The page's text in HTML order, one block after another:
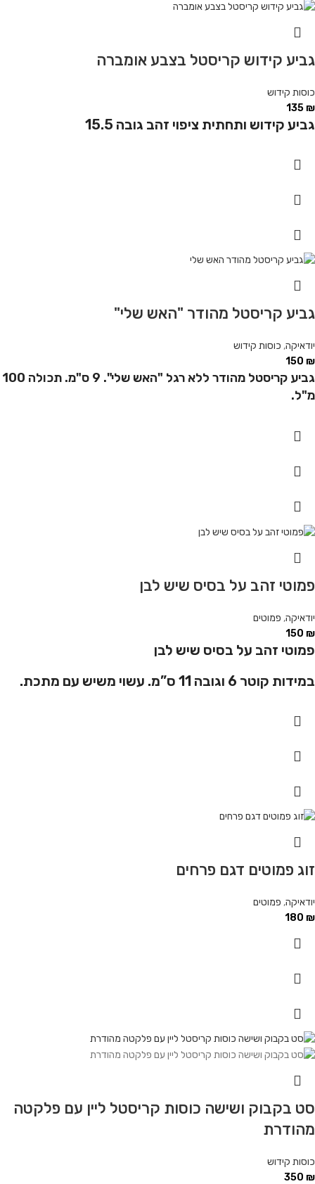
גביע קידוש קריסטל בצבע אומברה
כוסות קידוש
135₪
גביע קידוש ותחתית ציפוי זהב גובה 15.5
גביע קריסטל מהודר "האש שלי"
יודאיקה, כוסות קידוש
150 ₪
גביע קריסטל מהודר ללא רגל "האש שלי". 9 ס"מ. תכולה 100
מ"ל.
פמוטי זהב על בסיס שיש לבן
יודאיקה, פמוטים
150 ₪
פמוטי זהב על בסיס שיש לבן
במידות קוטר 6 וגובה 11 ס”מ.
עשוי משיש עם מתכת.
זוג פמוטים דגם פרחים
יודאיקה, פמוטים
180 ₪
סט בקבוק ושישה כוסות קריסטל ליין עם פלקטה
מהודרת
כוסות קידוש
350 ₪